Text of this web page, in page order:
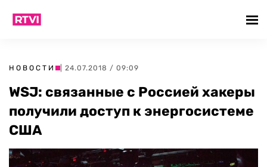
НОВОСТИ | 24.07.2018 / 09:09
WSJ: связанные с Россией хакеры
получили доступ к энергосистеме
США